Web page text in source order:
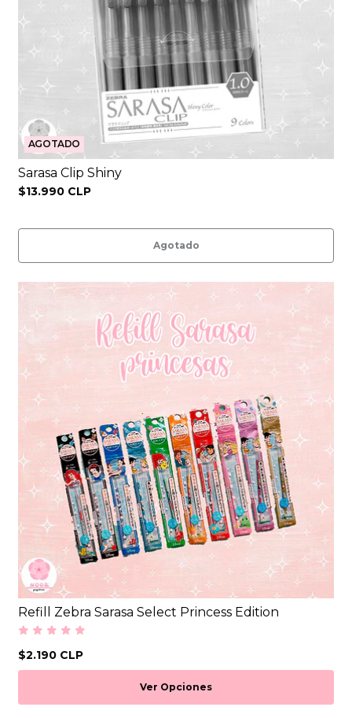
AGOTADO
Sarasa Clip Shiny
$13.990 CLP
Agotado
Refill Zebra Sarasa Select Princess Edition
$2.190 CLP
Ver Opciones